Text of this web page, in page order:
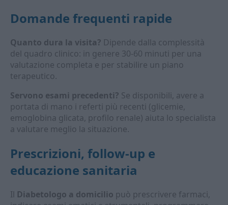
Domande frequenti rapide
Quanto dura la visita? Dipende dalla complessità
del quadro clinico: in genere 30-60 minuti per una
valutazione completa e per stabilire un piano
terapeutico.
Servono esami precedenti? Se disponibili, avere a
portata di mano i referti più recenti (glicemie,
emoglobina glicata, profilo renale) aiuta lo specialista
a valutare meglio la situazione.
Prescrizioni, follow-up e
educazione sanitaria
Il Diabetologo a domicilio può prescrivere farmaci,